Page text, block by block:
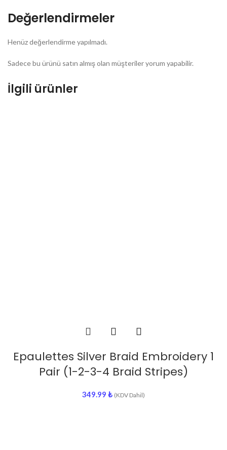
Değerlendirmeler
Henüz değerlendirme yapılmadı.
Sadece bu ürünü satın almış olan müşteriler yorum yapabilir.
İlgili ürünler
Epaulettes Silver Braid Embroidery 1
Pair (1-2-3-4 Braid Stripes)
349.99 ₺ (KDV Dahil)